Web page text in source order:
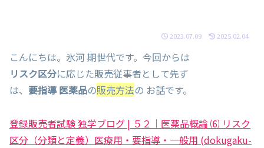
2023.07.09 2025.02.04
こんにちは。氷河 期世代です。今回からは
リスク区分に応じた販売従事者として先ず
は、 要指導 医薬品の販売方法の お話です。
登録販売者試験 独学ブログ | ５２｜医薬品概論 ⑹ リスク
区分（分類と定義）医療用・要指導・一般用 (dokugaku-